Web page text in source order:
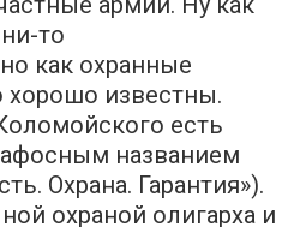
то
как охранные
известны.
есть
названием
Охрана. Гарантия»).
охраной олигарха и